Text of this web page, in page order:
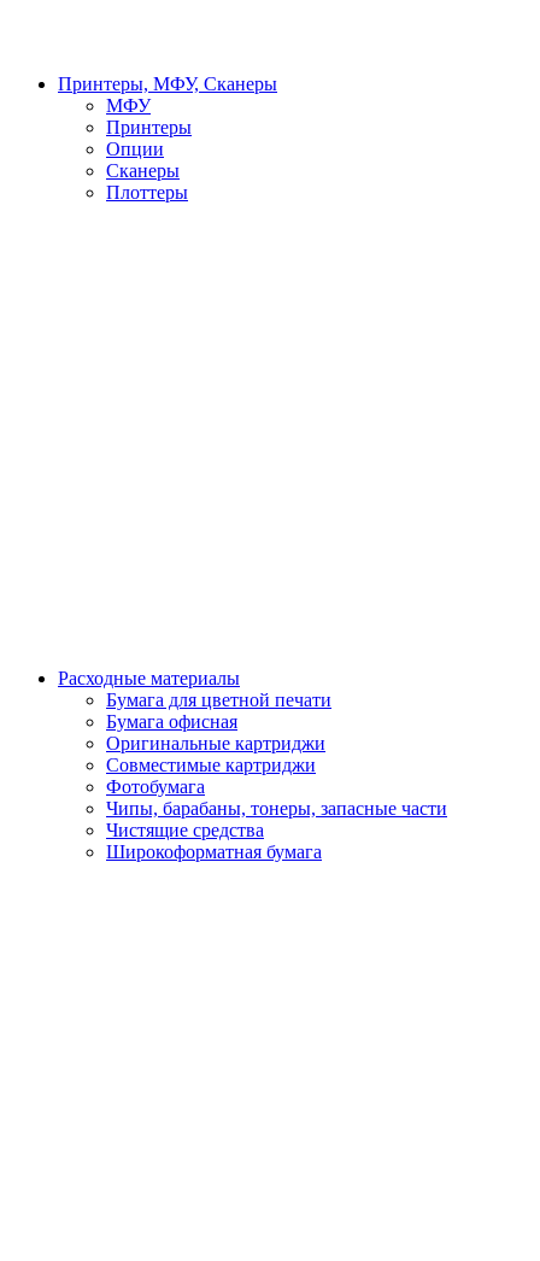
Принтеры, МФУ, Сканеры
МФУ
Принтеры
Опции
Сканеры
Плоттеры
Расходные материалы
Бумага для цветной печати
Бумага офисная
Оригинальные картриджи
Совместимые картриджи
Фотобумага
Чипы, барабаны, тонеры, запасные части
Чистящие средства
Широкоформатная бумага